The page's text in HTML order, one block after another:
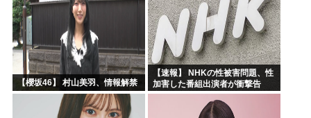
【櫻坂46】 村山美羽、情報解禁
【速報】 NHKの性被害問題、性
加害した番組出演者が衝撃告
白！